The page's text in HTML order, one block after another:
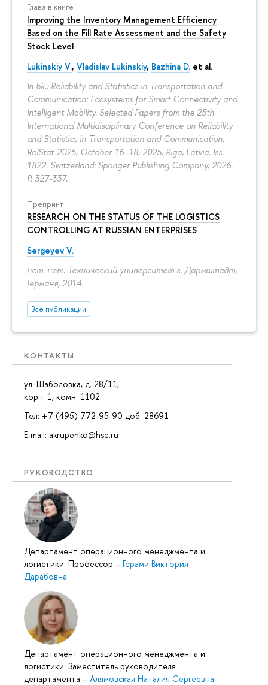
Глава в книге
Improving the Inventory Management Efficiency
Based on the Fill Rate Assessment and the Safety
Stock Level
Lukinskiy V., Vladislav Lukinskiy, Bazhina D. et al.
In bk.: Reliability and Statistics in Transportation and
Communication: Ecosystems for Smart Connectivity and
Intelligent Mobility. Selected Papers from the 25th
International Multidisciplinary Conference on Reliability
and Statistics in Transportation and Communication,
RelStat-2025, October 16–18, 2025, Riga, Latvia. Iss.
1822. Switzerland: Springer Publishing Company, 2026.
P. 327-337.
Препринт
RESEARCH ON THE STATUS OF THE LOGISTICS
CONTROLLING AT RUSSIAN ENTERPRISES
Sergeyev V.
нет. нет. Технический университет г. Дармштадт,
Германя, 2014
Все публикации
КОНТАКТЫ
ул. Шаболовка, д. 28/11,
корп. 1, комн. 1102.
Тел: +7 (495) 772-95-90 доб. 28691
E-mail: akrupenko@hse.ru
РУКОВОДСТВО
Департамент операционного менеджмента и
логистики: Профессор – Герами Виктория
Дарабовна
Департамент операционного менеджмента и
логистики: Заместитель руководителя
департамента – Алямовская Наталия Сергеевна